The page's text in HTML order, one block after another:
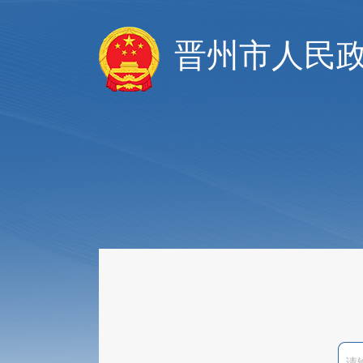
晋州市人民